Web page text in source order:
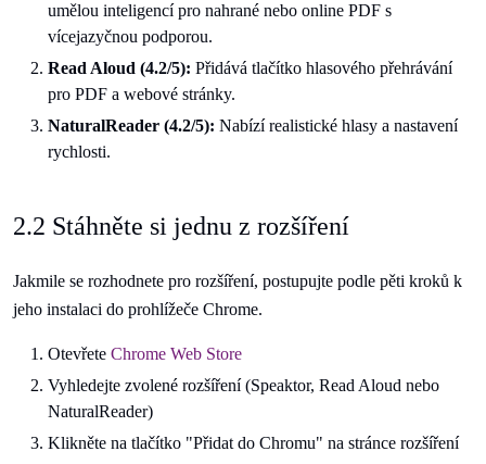
umělou inteligencí pro nahrané nebo online PDF s
vícejazyčnou podporou.
Read Aloud (4.2/5): Přidává tlačítko hlasového přehrávání
pro PDF a webové stránky.
NaturalReader (4.2/5): Nabízí realistické hlasy a nastavení
rychlosti.
2.2 Stáhněte si jednu z rozšíření
Jakmile se rozhodnete pro rozšíření, postupujte podle pěti kroků k
jeho instalaci do prohlížeče Chrome.
Otevřete Chrome Web Store
Vyhledejte zvolené rozšíření (Speaktor, Read Aloud nebo
NaturalReader)
Klikněte na tlačítko "Přidat do Chromu" na stránce rozšíření